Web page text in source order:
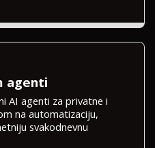
agenti
AI agenti za privatne i
na automatizaciju,
svakodnevnu